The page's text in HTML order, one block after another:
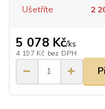
Ušetříte
2
5 078 Kč/ks
4 197 Kč bez DPH